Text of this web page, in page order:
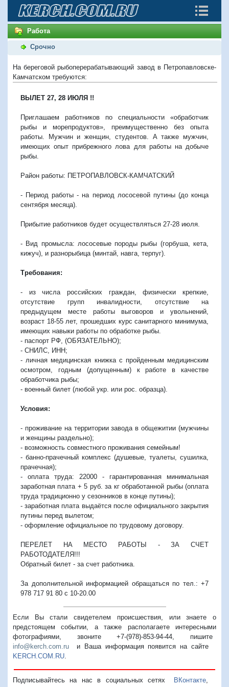
Работа
Срочно
На береговой рыбоперерабатывающий завод в Петропавловске-
Камчатском требуются:
ВЫЛЕТ 27, 28 ИЮЛЯ !!
Приглашаем работников по специальности «обработчик
рыбы и морепродуктов», преимущественно без опыта
работы. Мужчин и женщин, студентов. А также мужчин,
имеющих опыт прибрежного лова для работы на добыче
рыбы.
Район работы: ПЕТРОПАВЛОВСК-КАМЧАТСКИЙ
- Период работы - на период лососевой путины (до конца
сентября месяца).
Прибытие работников будет осуществляться 27-28 июля.
- Вид промысла: лососевые породы рыбы (горбуша, кета,
кижуч), и разнорыбица (минтай, навга, терпуг).
Требования:
- из числа российских граждан, физически крепкие,
отсутствие групп инвалидности, отсутствие на
предыдущем месте работы выговоров и увольнений,
возраст 18-55 лет, прошедших курс санитарного минимума,
имеющих навыки работы по обработке рыбы.
- паспорт РФ, (ОБЯЗАТЕЛЬНО);
- СНИЛС, ИНН;
- личная медицинская книжка с пройденным медицинским
осмотром, годным (допущенным) к работе в качестве
обработчика рыбы;
- военный билет (любой укр. или рос. образца).
Условия:
- проживание на территории завода в общежитии (мужчины
и женщины раздельно);
- возможность совместного проживания семейным!
- банно-прачечный комплекс (душевые, туалеты, сушилка,
прачечная);
- оплата труда: 22000 - гарантированная минимальная
заработная плата + 5 руб. за кг обработанной рыбы (оплата
труда традиционно у сезонников в конце путины);
- заработная плата выдаётся после официального закрытия
путины перед вылетом;
- оформление официальное по трудовому договору.
ПЕРЕЛЕТ НА МЕСТО РАБОТЫ - ЗА СЧЕТ
РАБОТОДАТЕЛЯ!!!
Обратный билет - за счет работника.
За дополнительной информацией обращаться по тел.: +7
978 717 91 80 с 10-20.00
Если Вы стали свидетелем происшествия, или знаете о
предстоящем событии, а также располагаете интересными
фотографиями, звоните +7-(978)-853-94-44, пишите
info@kerch.com.ru и Ваша информация появится на сайте
KERCH.COM.RU
Подписывайтесь на нас в социальных сетях ВКонтакте,